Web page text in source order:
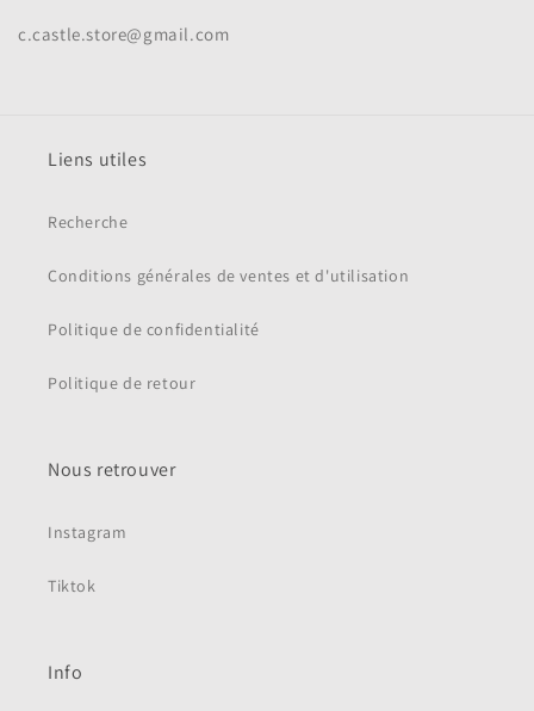
c.castle.store@gmail.com
Liens utiles
Recherche
Conditions générales de ventes et d'utilisation
Politique de confidentialité
Politique de retour
Nous retrouver
Instagram
Tiktok
Info